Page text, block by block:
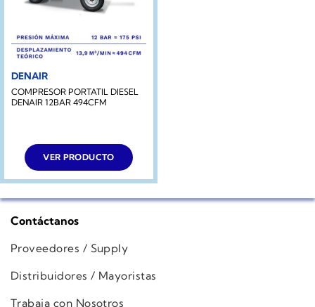
DENAIR
COMPRESOR PORTATIL DIESEL
DENAIR 12BAR 494CFM
VER PRODUCTO
Contáctanos
Proveedores / Supply
Distribuidores / Mayoristas
Trabaja con Nosotros